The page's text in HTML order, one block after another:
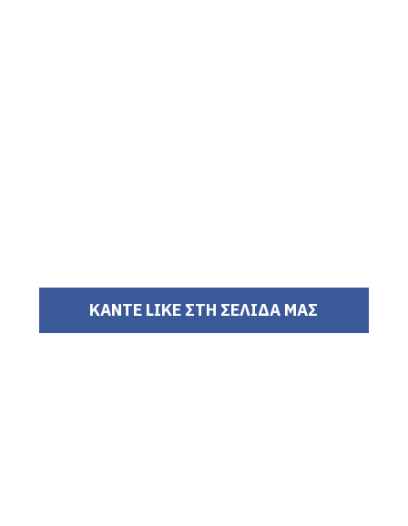
ΚΑΝΤΕ LIKE ΣΤΗ ΣΕΛΙΔΑ ΜΑΣ